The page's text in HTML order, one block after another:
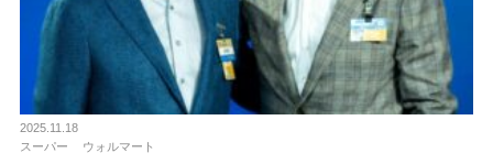
2025.11.18
スーパー
ウォルマート